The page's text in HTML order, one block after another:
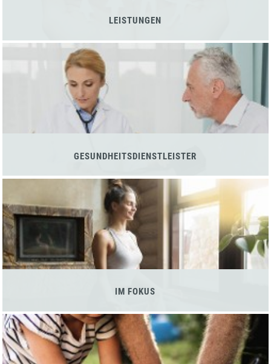
LEISTUNGEN
GESUNDHEITSDIENSTLEISTER
IM FOKUS